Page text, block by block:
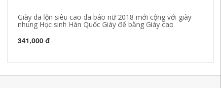
Giày da lộn siêu cao da báo nữ 2018 mới cộng với giày
nhung Học sinh Hàn Quốc Giày đế bằng Giày cao
341,000 đ